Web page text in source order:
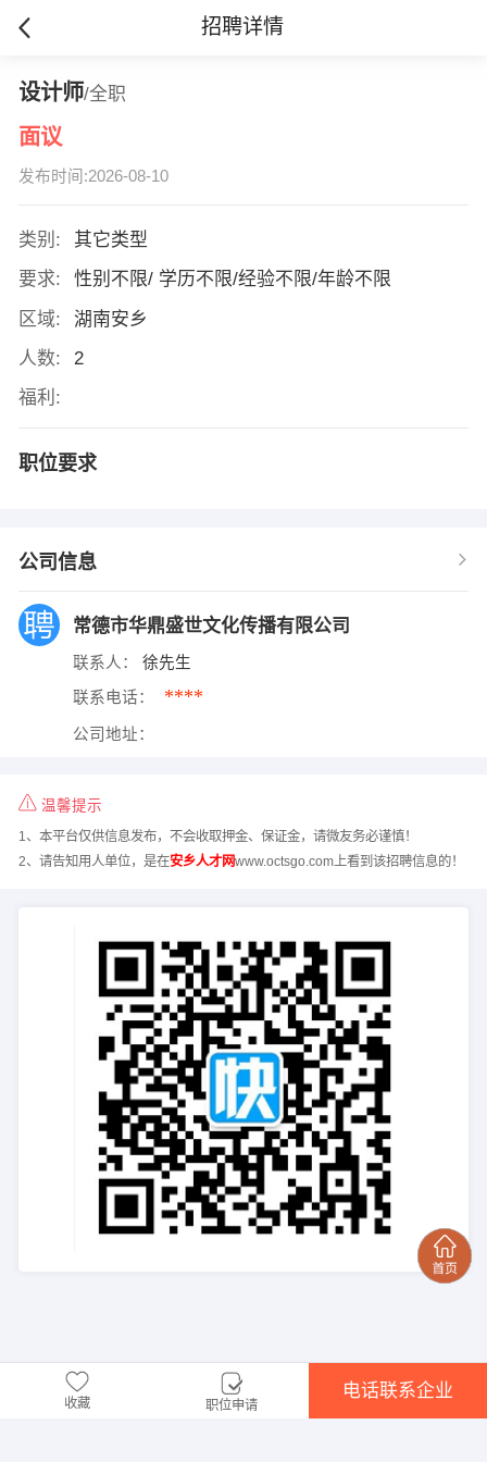
招聘详情
设计师/全职
面议
发布时间:2026-08-10
类别:
其它类型
要求:
性别不限/ 学历不限/经验不限/年龄不限
区域:
湖南安乡
人数:
2
福利:
职位要求
公司信息
常德市华鼎盛世文化传播有限公司
联系人： 徐先生
联系电话： ****
公司地址：
温馨提示
1、本平台仅供信息发布，不会收取押金、保证金，请微友务必谨慎！
2、请告知用人单位，是在安乡人才网www.octsgo.com上看到该招聘信息的！
收藏 职位申请
电话联系企业